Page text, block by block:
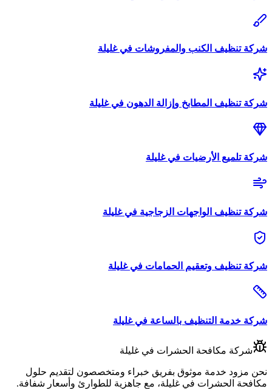
شركةتنظيف الكنب والمفروشات فيغليلة
شركةتنظيف المطابخ وإزالة الدهون فيغليلة
شركةتلميع الأرضيات فيغليلة
شركةتنظيف الواجهات الزجاجية فيغليلة
شركةتنظيف وتعقيم الحمامات فيغليلة
شركة خدمة التنظيف بالساعة فيغليلة
شركة مكافحة الحشرات في غليلة
نحن مزود خدمة موثوق بفريق خبراء ومتخصصون لتقديم حلول
مكافحة الحشرات في غليلة، مع جاهزية للطوارئ وأسعار شفافة.